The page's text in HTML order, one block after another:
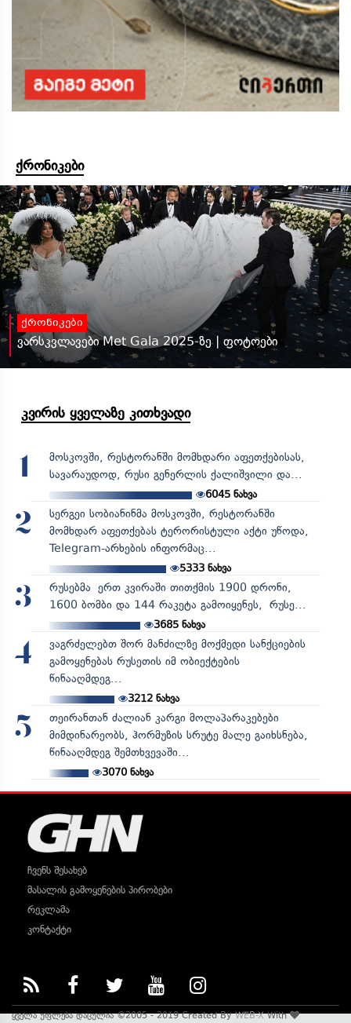
ქრონიკები
ქრონიკები
ვარსკვლავები Met Gala 2025-ზე | ფოტოები
კვირის ყველაზე კითხვადი
1
მოსკოვში, რესტორანში მომხდარი აფეთქებისას,
სავარაუდოდ, რუსი გენერლის ქალიშვილი და...
6045 ნახვა
2
სერგეი სობიანინმა მოსკოვში, რესტორანში
მომხდარ აფეთქებას ტერორისტული აქტი უწოდა,
Telegram-არხების ინფორმაც...
5333ნახვა
3
რუსებმა ერთ კვირაში თითქმის 1900 დრონი,
1600 ბომბი და 144 რაკეტა გამოიყენეს, რუსე...
3685ნახვა
4
ვაგრძელებთ შორ მანძილზე მოქმედი სანქციების
გამოყენებას რუსეთის იმ ობიექტების
წინააღმდეგ...
3212ნახვა
5
თეირანთან ძალიან კარგი მოლაპარაკებები
მიმდინარეობს, ჰორმუზის სრუტე მალე გაიხსნება,
წინააღმდეგ შემთხვევაში...
3070ნახვა
ჩვენს შესახებ
მასალის გამოყენების პირობები
რეკლამა
კონტაქტი
ყველა უფლება დაცულია ©2005 - 2019 Created ByWEB-XWith